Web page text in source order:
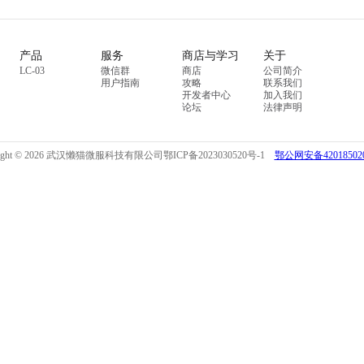
产品
LC-03
服务
微信群
用户指南
商店与学习
商店
攻略
开发者中心
论坛
关于
公司简介
联系我们
加入我们
法律声明
© 2026 武汉懒猫微服科技有限公司鄂ICP备2023030520号-1 鄂公网安备